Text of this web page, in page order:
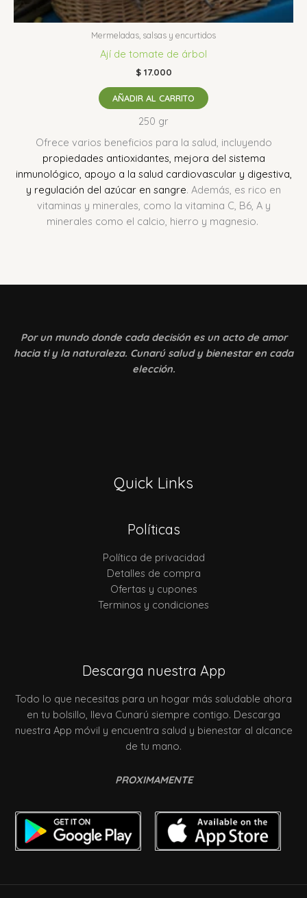
Mermeladas, salsas y encurtidos
Ají de tomate de árbol
$17.000
AÑADIR AL CARRITO
250 gr
Ofrece varios beneficios para la salud, incluyendo
propiedades antioxidantes, mejora del sistema
inmunológico, apoyo a la salud cardiovascular y digestiva,
y regulación del azúcar en sangre. Además, es rico en
vitaminas y minerales, como la vitamina C, B6, A y
minerales como el calcio, hierro y magnesio.
Por un mundo donde cada decisión es un acto de amor
hacia ti y la naturaleza. Cunarú salud y bienestar en cada
elección.
Quick Links
Políticas
Política de privacidad
Detalles de compra
Ofertas y cupones
Terminos y condiciones
Descarga nuestra App
Todo lo que necesitas para un hogar más saludable ahora
en tu bolsillo, lleva Cunarú siempre contigo. Descarga
nuestra App móvil y encuentra salud y bienestar al alcance
de tu mano.
PROXIMAMENTE